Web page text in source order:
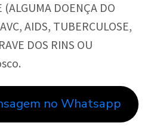
(ALGUMA DOENÇA DO
AIDS, TUBERCULOSE,
DOS RINS OU
no Whatsapp